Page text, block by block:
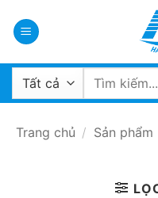
qua
dung
Tìm
Trang chủ / Sản phẩm